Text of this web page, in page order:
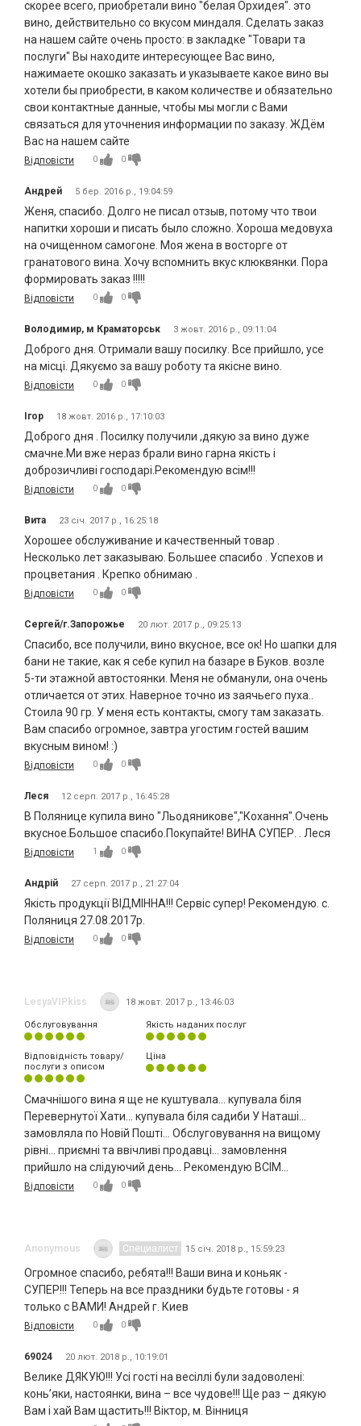
скорее всего, приобретали вино "белая Орхидея". это
вино, действительно со вкусом миндаля. Сделать заказ
на нашем сайте очень просто: в закладке "Товари та
послуги" Вы находите интересующее Вас вино,
нажимаете окошко заказать и указываете какое вино вы
хотели бы приобрести, в каком количестве и обязательно
свои контактные данные, чтобы мы могли с Вами
связаться для уточнения информации по заказу. ЖДём
Вас на нашем сайте
Відповісти 0 0
Андрей 5 бер. 2016 р., 19:04:59
Женя, спасибо. Долго не писал отзыв, потому что твои
напитки хороши и писать было сложно. Хороша медовуха
на очищенном самогоне. Моя жена в восторге от
гранатового вина. Хочу вспомнить вкус клюквянки. Пора
формировать заказ !!!!!
Відповісти 0 0
Володимир, м Краматорськ 3 жовт. 2016 р., 09:11:04
Доброго дня. Отримали вашу посилку. Все прийшло, усе
на місці. Дякуємо за вашу роботу та якісне вино.
Відповісти 0 0
Ігор 18 жовт. 2016 р., 17:10:03
Доброго дня . Посилку получили ,дякую за вино дуже
смачне.Ми вже нераз брали вино гарна якість і
доброзичливі господарі.Рекомендую всім!!!
Відповісти 0 0
Вита 23 січ. 2017 р., 16:25:18
Хорошее обслуживание и качественный товар .
Несколько лет заказываю. Большее спасибо . Успехов и
процветания . Крепко обнимаю .
Відповісти 0 0
Сергей/г.Запорожье 20 лют. 2017 р., 09:25:13
Спасибо, все получили, вино вкусное, все ок! Но шапки для
бани не такие, как я себе купил на базаре в Буков. возле
5-ти этажной автостоянки. Меня не обманули, она очень
отличается от этих. Наверное точно из заячьего пуха..
Стоила 90 гр. У меня есть контакты, смогу там заказать.
Вам спасибо огромное, завтра угостим гостей вашим
вкусным вином! :)
Відповісти 0 0
Леся 12 серп. 2017 р., 16:45:28
В Полянице купила вино "Льодяникове","Кохання".Очень
вкусное.Большое спасибо.Покупайте! ВИНА СУПЕР. . Леся
Відповісти 1 0
Андрій 27 серп. 2017 р., 21:27:04
Якість продукції ВІДМІННА!!! Сервіс супер! Рекомендую. с.
Поляниця 27.08.2017р.
Відповісти 0 0
LesyaVIPkiss 18 жовт. 2017 р., 13:46:03
Обслуговування Якість наданих послуг
Відповідність товару/
послуги з описом
Ціна
Смачнішого вина я ще не куштувала... купувала біля
Перевернутої Хати... купувала біля садиби У Наташі...
замовляла по Новій Пошті... Обслуговування на вищому
рівні... приємні та ввічливі продавці... замовлення
прийшло на слідуючий день... Рекомендую ВСІМ...
Відповісти 0 0
Anonymous Специалист 15 січ. 2018 р., 15:59:23
Огромное спасибо, ребята!!! Ваши вина и коньяк -
СУПЕР!!! Теперь на все праздники будьте готовы - я
только с ВАМИ! Андрей г. Киев
Відповісти 0 0
69024 20 лют. 2018 р., 10:19:01
Велике ДЯКУЮ!!! Усі гості на весіллі були задоволені:
конь’яки, настоянки, вина – все чудове!!! Ще раз – дякую
Вам і хай Вам щастить!!! Віктор, м. Вінниця